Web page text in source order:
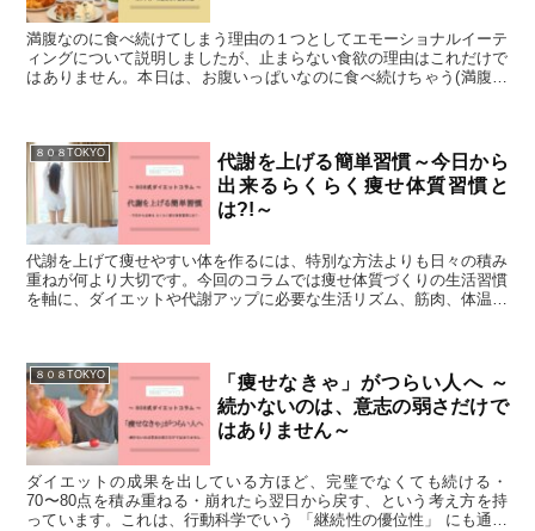
満腹なのに食べ続けてしまう理由の１つとしてエモーショナルイーテ
ィングについて説明しましたが、止まらない食欲の理由はこれだけで
はありません。本日は、お腹いっぱいなのに食べ続けちゃう(満腹過
８０８TOKYO
代謝を上げる簡単習慣～今日から
出来るらくらく痩せ体質習慣と
は?!～
代謝を上げて痩せやすい体を作るには、特別な方法よりも日々の積み
重ねが何より大切です。今回のコラムでは痩せ体質づくりの生活習慣
を軸に、ダイエットや代謝アップに必要な生活リズム、筋肉、体温の
８０８TOKYO
「痩せなきゃ」がつらい人へ ～
続かないのは、意志の弱さだけで
はありません～
ダイエットの成果を出している方ほど、完璧でなくても続ける・
70〜80点を積み重ねる・崩れたら翌日から戻す、という考え方を持
っています。これは、行動科学でいう 「継続性の優位性」 にも通じ